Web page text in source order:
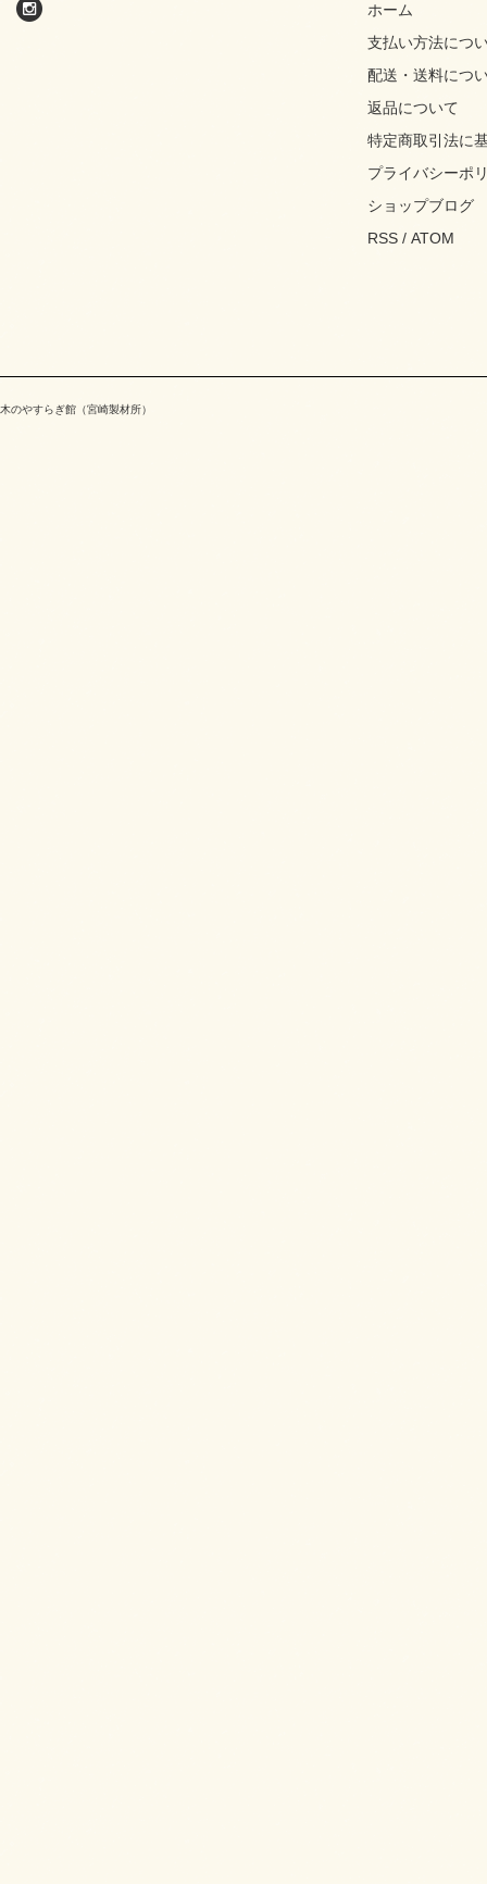
ホーム
支払い方法につ
配送・送料につ
返品について
特定商取引法に
プライバシーポ
ショップブログ
RSS / ATOM
木のやすらぎ館（宮崎製材所）